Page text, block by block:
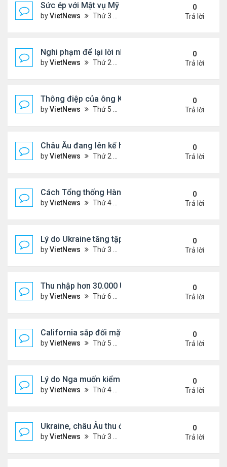
Sức ép với Mật vụ Mỹ khi bảo vệ lễ tưởng niệm
byVietNews Thứ 3 Tháng 9 16, 2025 5:42 pm
0
Trả lời
Nghi phạm để lại lời nhắn trước khi ám sát Charlie
byVietNews Thứ 2 Tháng 9 15, 2025 4:33 pm
0
Trả lời
Thông điệp của ông Kim Jong-un khi đưa con gái
byVietNews Thứ 5 Tháng 9 04, 2025 4:12 pm
0
Trả lời
Châu Âu đang lên kế hoạch chi tiết về ý tưởng
byVietNews Thứ 2 Tháng 9 01, 2025 3:55 pm
0
Trả lời
Cách Tổng thống Hàn Quốc dập lửa căng thẳng
byVietNews Thứ 4 Tháng 8 27, 2025 4:57 pm
0
Trả lời
Lý do Ukraine tăng tập kích hạ tầng dầu mỏ Nga
byVietNews Thứ 3 Tháng 8 26, 2025 5:25 pm
0
Trả lời
Thu nhập hơn 30.000 USD mỗi tháng mới đủ trả
byVietNews Thứ 6 Tháng 8 22, 2025 3:47 pm
0
Trả lời
California sắp đối mặt đợt nắng nóng hơn 43 độ C
byVietNews Thứ 5 Tháng 8 21, 2025 4:58 pm
0
Trả lời
Lý do Nga muốn kiểm soát toàn bộ vùng Donbass
byVietNews Thứ 4 Tháng 8 20, 2025 4:44 pm
0
Trả lời
Ukraine, châu Âu thu được gì từ cuộc họp với
byVietNews Thứ 3 Tháng 8 19, 2025 4:34 pm
0
Trả lời